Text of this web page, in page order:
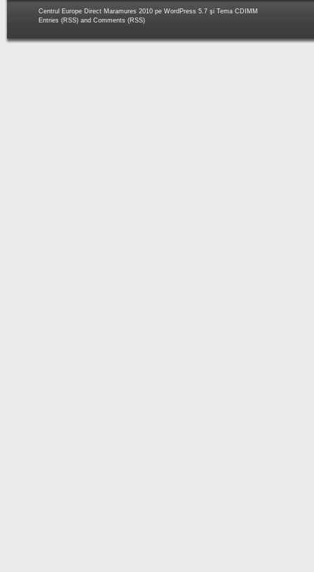
Centrul Europe Direct Maramures 2010 pe WordPress 5.7 şi Tema CDIMM
Entries (RSS) and Comments (RSS)